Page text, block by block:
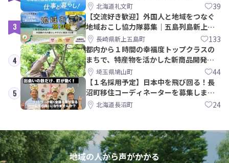
北海道礼文町 39
3
【交流好き歓迎】外国人と地域をつなぐ
地域おこし協力隊募集｜五島列島新上五
島町長崎県新上五島町 133
4
都内から１時間の幸福度トップクラスの
まちで、特産物を活かした新商品開発＆
PRメンバー募集！
埼玉県鳩山町 44
5
【１名採用予定】日本中を飛び回る！長
沼町移住コーディネーターを募集しま
す！北海道長沼町 24
地域の人から声がかかる